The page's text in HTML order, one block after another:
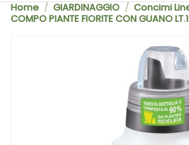
Home GIARDINAGGIO
Concimi
COMPO PIANTE FIORITE CON GUANO LT.1